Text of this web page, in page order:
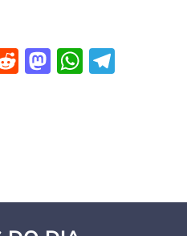
Reddit
Mastodon